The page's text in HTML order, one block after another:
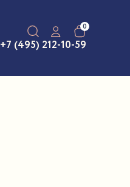
0
+7 (495) 212-10-59